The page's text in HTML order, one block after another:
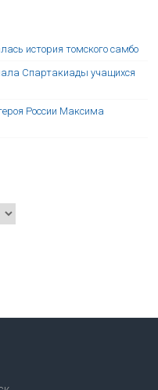
история томского самбо
Спартакиады учащихся
России Максима